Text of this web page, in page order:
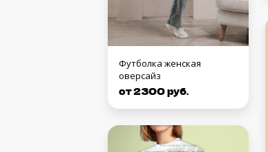
Футболка женская
оверсайз
от 2300 руб.